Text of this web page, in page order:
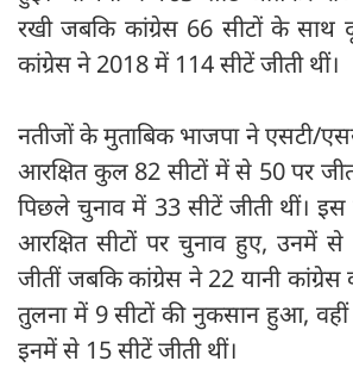
रखी जबकि कांग्रेस 66 सीटों के साथ
कांग्रेस ने 2018 में 114 सीटें जीती थीं।
नतीजों के मुताबिक भाजपा ने एसटी/
आरक्षित कुल 82 सीटों में से 50 पर
पिछले चुनाव में 33 सीटें जीती थीं। इस
आरक्षित सीटों पर चुनाव हुए, उनमें
जीतीं जबकि कांग्रेस ने 22 यानी
तुलना में 9 सीटों की नुकसान हुआ,
इनमें से 15 सीटें जीती थीं।